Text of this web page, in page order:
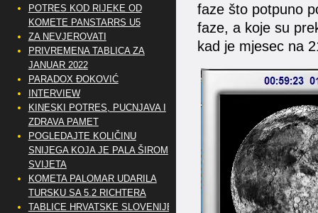
faze što potpuno
faze, a koje su
kad je mjesec na
POTRES KOD RIJEKE OD
KOMETE PANSTARRS U5
ZA NEVJEROVATI
PRIVREMENA TABLICA ZA
JANUAR 2022
PARADOX ĐOKOVIĆ
INTERVIEW
KINESKI POTRES, PUCNJAVA I
ZDRAVA PAMET
POGLEDAJTE KOLIČINU
SNIJEGA KOJA JE PALA ŠIROM
SVIJETA
KOMETA PALOMAR UDARILA
TURSKU SA 5.2 RICHTERA
TABLICE HRVATSKE SLOVENIJE